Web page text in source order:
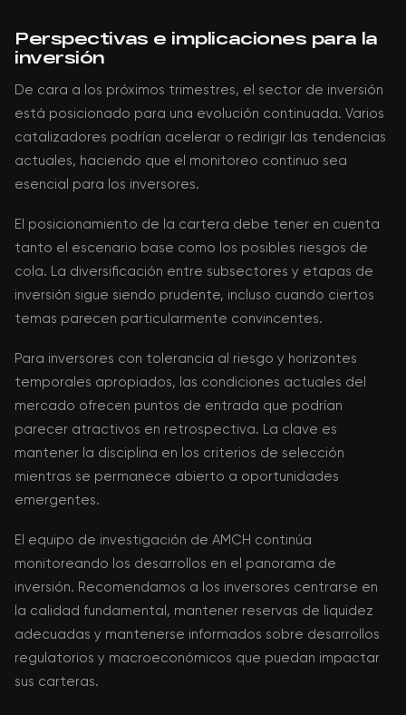
Perspectivas e implicaciones para la
inversión
De cara a los próximos trimestres, el sector de inversión
está posicionado para una evolución continuada. Varios
catalizadores podrían acelerar o redirigir las tendencias
actuales, haciendo que el monitoreo continuo sea
esencial para los inversores.
El posicionamiento de la cartera debe tener en cuenta
tanto el escenario base como los posibles riesgos de
cola. La diversificación entre subsectores y etapas de
inversión sigue siendo prudente, incluso cuando ciertos
temas parecen particularmente convincentes.
Para inversores con tolerancia al riesgo y horizontes
temporales apropiados, las condiciones actuales del
mercado ofrecen puntos de entrada que podrían
parecer atractivos en retrospectiva. La clave es
mantener la disciplina en los criterios de selección
mientras se permanece abierto a oportunidades
emergentes.
El equipo de investigación de AMCH continúa
monitoreando los desarrollos en el panorama de
inversión. Recomendamos a los inversores centrarse en
la calidad fundamental, mantener reservas de liquidez
adecuadas y mantenerse informados sobre desarrollos
regulatorios y macroeconómicos que puedan impactar
sus carteras.